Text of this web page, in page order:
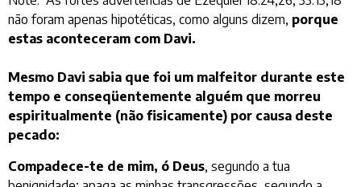
não foram apenas hipotéticas, como alguns dizem, porque
estas aconteceram com Davi.
Mesmo Davi sabia que foi um malfeitor durante este
tempo e conseqüentemente alguém que morreu
espiritualmente (não fisicamente) por causa deste
pecado:
Compadece-te de mim, ó Deus, segundo a tua